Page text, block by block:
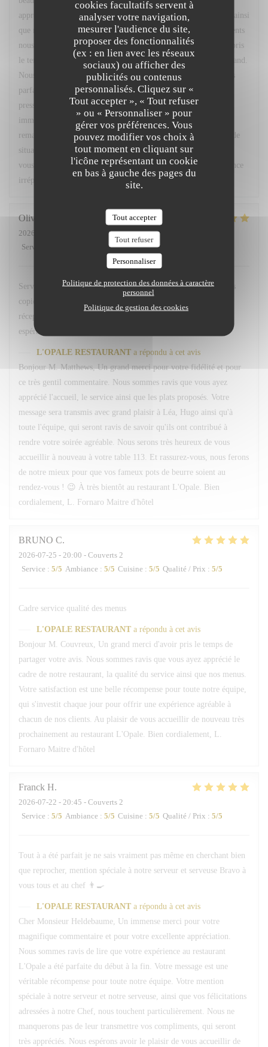
cookies facultatifs servent à
analyser votre navigation,
mesurer l'audience du site,
proposer des fonctionnalités
(ex : en lien avec les réseaux
sociaux) ou afficher des
publicités ou contenus
personnalisés. Cliquez sur «
Tout accepter », « Tout refuser
» ou « Personnaliser » pour
gérer vos préférences. Vous
pouvez modifier vos choix à
tout moment en cliquant sur
l'icône représentant un cookie
en bas à gauche des pages du
site.
Tout accepter
Tout refuser
Personnaliser
Politique de protection des données à caractère
personnel
Politique de gestion des cookies
appréciez régulièrement notre restaurant, son cadre, l'ambiance ainsi
que notre menu du marché. Votre confiance et vos encouragements
nous font très plaisir. Nous vous remercions également d'avoir pris
le temps de nous signaler le retard concernant votre café gourmand.
Nous sommes sincèrement désolés pour cet oubli et comprenons
parfaitement la gêne occasionnée, d'autant plus que vous étiez
pressé. Nous sommes toutefois heureux d'avoir pu réagir
immédiatement en vous accordant un geste commercial. Vos
remarques ont été partagées avec notre équipe afin que ce type de
situation ne se reproduise pas. Nous espérons avoir le plaisir de
vous accueillir très prochainement pour vous offrir une expérience
irréprochable. Bien cordialement, L. Fornaro Maitre d'hôtel
Olivier
2026-07-28
- 20:00 - Couverts 2
Service
/5 Cuisine: 5/5
Service avenant et personnel souriant. Plats simples choisis mais
copieux. Merci Léa pour le service. Merci a hugo au bar et
réception. Nous reviendrons comme d habitude A la 113. En
espérant retrouver nos pots de beurre habituels ;-)
L'OPALE RESTAURANT a répondu à cet avis
Bonjour M. Matthews, Un grand merci pour votre fidélité et pour
ce très gentil commentaire. Nous sommes ravis que vous ayez
apprécié l'accueil, le service ainsi que les plats proposés. Votre
message sera transmis avec grand plaisir à Léa, Hugo ainsi qu'à
toute l'équipe, qui seront ravis de savoir qu'ils ont contribué à
rendre votre soirée agréable. Nous serons très heureux de vous
accueillir à nouveau à votre table 113. Et rassurez-vous, nous ferons
de notre mieux pour que vos fameux pots de beurre soient au
rendez-vous ! 😉 À très bientôt au restaurant L'Opale. Bien
cordialement, L. Fornaro Maitre d'hôtel
BRUNO C
2026-07-25 - 20:00 - Couverts 2
Service : 5/5 Ambiance : 5/5 Cuisine : 5/5 Qualité / Prix : 5/5
Cadre service qualité des menus
L'OPALE RESTAURANT a répondu à cet avis
Bonjour M. Couvreux, Un grand merci d'avoir pris le temps de
partager votre avis. Nous sommes ravis que vous ayez apprécié le
cadre de notre restaurant, la qualité du service ainsi que nos menus.
Votre satisfaction est une belle récompense pour toute notre équipe,
qui s'investit chaque jour pour offrir une expérience agréable à
chacun de nos clients. Au plaisir de vous accueillir de nouveau très
prochainement au restaurant L'Opale. Bien cordialement, L.
Fornaro Maitre d'hôtel
Franck H
2026-07-22 - 20:45 - Couverts 2
Service : 5/5 Ambiance : 5/5 Cuisine : 5/5 Qualité / Prix : 5/5
Tout à a été parfait je ne sais vraiment pas même en cherchant bien
que reprocher, mention spéciale à notre serveur et serveuse Bravo à
vous tous et au chef 👨‍🍳
L'OPALE RESTAURANT a répondu à cet avis
Cher Monsieur Heldebaume, Un immense merci pour votre
magnifique commentaire et pour votre excellente appréciation.
Nous sommes ravis de lire que votre expérience au restaurant
L'Opale a été parfaite du début à la fin. Votre message est une
véritable récompense pour toute notre équipe. Votre mention
spéciale à notre serveur et notre serveuse, ainsi que vos félicitations
adressées à notre Chef, nous touchent particulièrement. Nous ne
manquerons pas de leur transmettre vos compliments, qui seront
très appréciés. Nous espérons avoir le plaisir de vous accueillir de